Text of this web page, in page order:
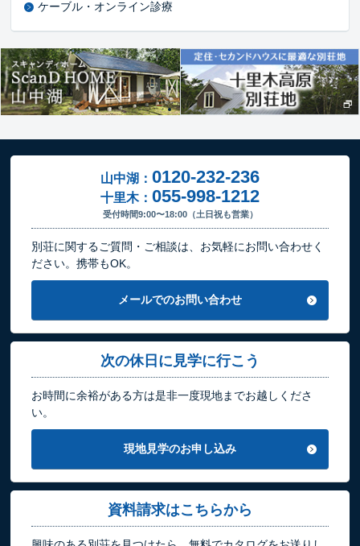
ケーブル・オンライン診療
山中湖： 0120-232-236
十里木： 055-998-1212
受付時間9:00〜18:00（土日祝も営業）
別荘に関するご質問・ご相談は、お気軽にお問い合わせく
ださい。携帯もOK。
メールでのお問い合わせ
次の休日に見学に行こう
お時間に余裕がある方は是非一度現地までお越しくださ
い。
現地見学のお申し込み
資料請求はこちらから